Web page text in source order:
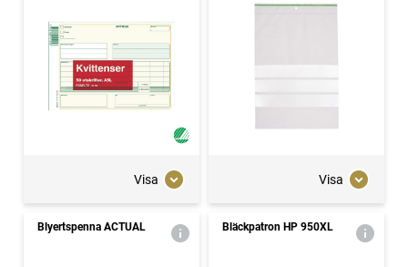
Visa Visa
Blyertspenna ACTUAL Bläckpatron HP 950XL